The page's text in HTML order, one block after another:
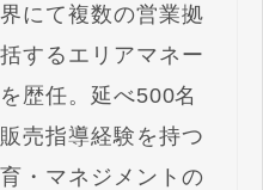
にて複数の営業拠
するエリアマネー
歴任。延べ500名
売指導経験を持つ
・マネジメントの